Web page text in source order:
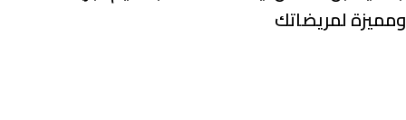
ومميزة لمريضاتك